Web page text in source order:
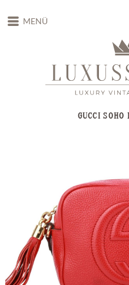
MENÜ
GUCCI SOHO